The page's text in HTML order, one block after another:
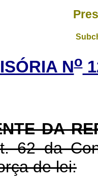
No
DA
62 da
de lei: